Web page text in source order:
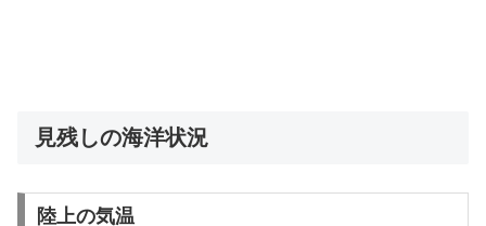
見残しの海洋状況
陸上の気温